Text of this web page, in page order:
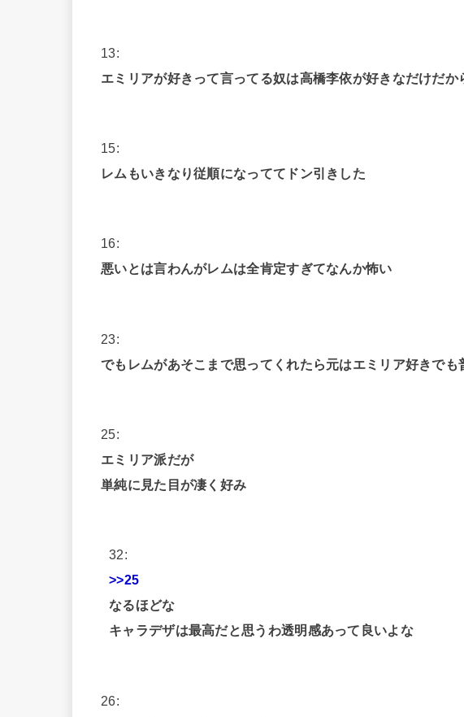
13:
エミリアが好きって言ってる奴は高橋李依が好きなだけだか
15:
レムもいきなり従順になっててドン引きした
16:
悪いとは言わんがレムは全肯定すぎてなんか怖い
23:
でもレムがあそこまで思ってくれたら元はエミリア好きでも
25:
エミリア派だが
単純に見た目が凄く好み
32:
>>25
なるほどな
キャラデザは最高だと思うわ透明感あって良いよな
26: